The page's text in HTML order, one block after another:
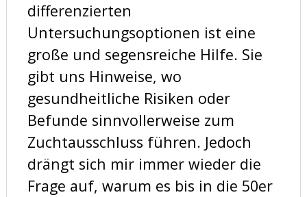
differenzierten
Untersuchungsoptionen ist eine
große und segensreiche Hilfe. Sie
gibt uns Hinweise, wo
gesundheitliche Risiken oder
Befunde sinnvollerweise zum
Zuchtausschluss führen. Jedoch
drängt sich mir immer wieder die
Frage auf, warum es bis in die 50er